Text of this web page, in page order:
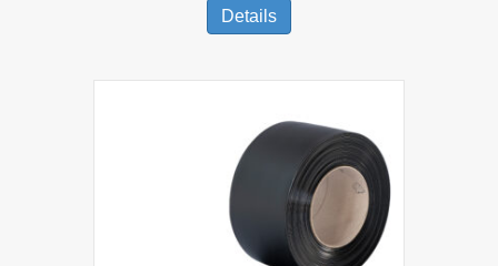
Details
weist
Varianten
Die
Optionen
können
auf
der
Produktseite
gewählt